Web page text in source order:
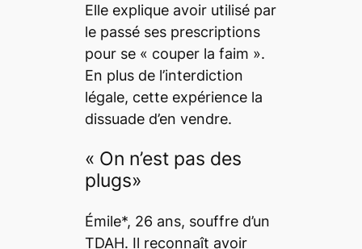
Elle explique avoir utilisé par
le passé ses prescriptions
pour se « couper la faim ».
En plus de l’interdiction
légale, cette expérience la
dissuade d’en vendre.
« On n’est pas des
plugs»
Émile*, 26 ans, souffre d’un
TDAH. Il reconnaît avoir